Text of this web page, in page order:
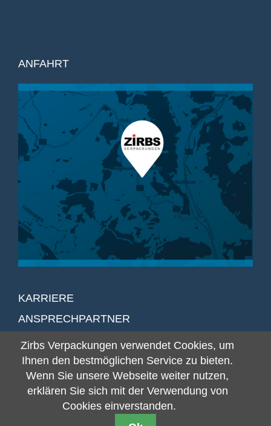
ANFAHRT
KARRIERE
ANSPRECHPARTNER
DOWNLOADS
IMPRESSUM
DATENSCHUTZ
HINWEISSCHUTZ­GEBER­GESETZ
Zirbs Verpackungen verwendet Cookies, um
Ihnen den bestmöglichen Service zu bieten.
Wenn Sie unsere Webseite weiter nutzen,
erklären Sie sich mit der Verwendung von
Cookies einverstanden.